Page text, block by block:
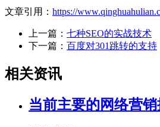
文章引用： https://
上一篇： 七种SEO的实战技术
下一篇： 百度对301跳转的支持
相关资讯
当前主要的网络营